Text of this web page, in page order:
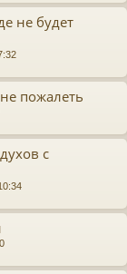
не будет
пожалеть
с